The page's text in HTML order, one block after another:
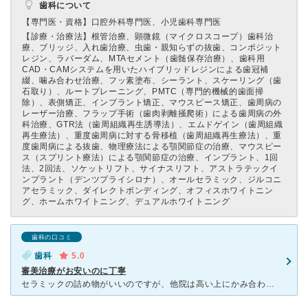
歯科について
【専門医・資格】 口腔外科専門医、小児歯科専門医
【診療・治療法】 根管治療、顕微鏡（マイクロスコープ）歯科治
療、ブリッジ、入れ歯治療、虫歯・親知らずの抜歯、コンポジット
レジン、ラバーダム、MTAセメント（歯髄保存治療）、歯科用
CAD・CAMシステムを用いたハイブリッドレジンによる歯冠補
綴、噛み合わせ治療、フッ素塗布、シーラント、スケーリング（歯
石取り）、ルートプレーニング、PMTC（専門的機械的歯面掃
除）、表側矯正、インプラント矯正、マウスピース矯正、歯周病の
レーザー治療、フラップ手術（歯肉剥離掻爬術）による歯周病の外
科治療、GTR法（歯周組織再生誘導法）、エムドゲイン（歯周組織
再生療法）、重度歯周病に対する骨移植（歯周組織再生療法）、重
度歯周病による抜歯、物理療法による顎関節症の治療、マウスピー
ス（スプリント療法）による顎関節症の治療、インプラント、1回
法、2回法、ソケットリフト、サイナスリフト、アストラテックイ
ンプラント（デンツプライシロナ）、オールセラミック、ジルコニ
アセラミック、ダイレクトボンディング、オフィスホワイトニン
グ、ホームホワイトニング、デュアルホワイトニング
歯科の口コミ
歯科
5.0
審美治療がお安いのに丁寧
セラミックの詰め物がいいのですが、他院は高い上にかみ合わせに時間がかかったりと迷子になっていました。こちらはセラミックが他院の半額の金額で、かみ合わせをデータにとって調整するので出来上がりも早いです、